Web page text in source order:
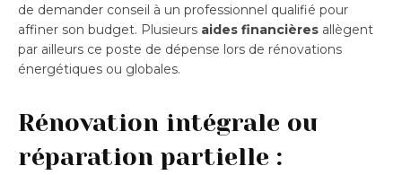
de demander conseil à un professionnel qualifié pour
affiner son budget. Plusieurs aides financières allègent
par ailleurs ce poste de dépense lors de rénovations
énergétiques ou globales.
Rénovation intégrale ou
réparation partielle :